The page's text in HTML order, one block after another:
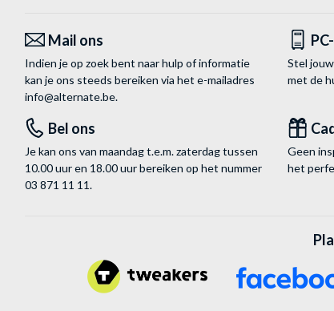
Mail ons
Indien je op zoek bent naar hulp of informatie
kan je ons steeds bereiken via het e-mailadres
info@alternate.be.
Stel
met de
Bel ons
Je kan ons van maandag t.e.m. zaterdag tussen
10.00 uur en 18.00 uur bereiken op het nummer
03 871 11 11.
Geen
het